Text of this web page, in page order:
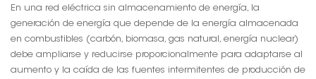
En una red eléctrica sin almacenamiento de energía, la
generación de energía que depende de la energía almacenada
en combustibles (carbón, biomasa, gas natural, energía nuclear)
debe ampliarse y reducirse proporcionalmente para adaptarse al
aumento y la caída de las fuentes intermitentes de producción de